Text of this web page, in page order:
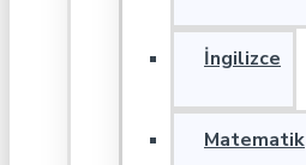
İngilizce
Matematik